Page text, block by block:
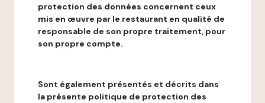
protection des données concernent ceux
mis en œuvre par le restaurant en qualité de
responsable de son propre traitement, pour
son propre compte.
Sont également présentés et décrits dans
la présente politique de protection des